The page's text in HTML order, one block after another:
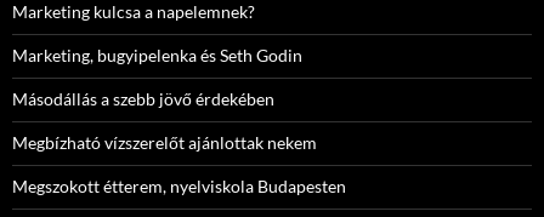
Marketing kulcsa a napelemnek?
Marketing, bugyipelenka és Seth Godin
Másodállás a szebb jövő érdekében
Megbízható vízszerelőt ajánlottak nekem
Megszokott étterem, nyelviskola Budapesten